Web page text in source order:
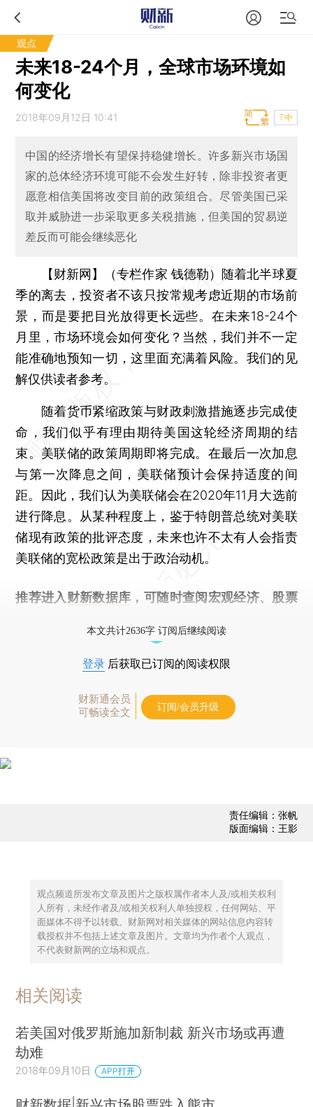
观点
未来18-24个月，全球市场环境如
何变化
2018年09月12日 10:41 T中
中国的经济增长有望保持稳健增长。许多新兴市场国
家的总体经济环境可能不会发生好转，除非投资者更
愿意相信美国将改变目前的政策组合。尽管美国已采
取并威胁进一步采取更多关税措施，但美国的贸易逆
差反而可能会继续恶化
【财新网】（专栏作家 钱德勒） 随着北半球夏
季的离去，投资者不该只按常规考虑近期的市场前
景，而是要把目光放得更长远些。在未来18-24个
月里，市场环境会如何变化？当然，我们并不一定
能准确地预知一切，这里面充满着风险。我们的见
解仅供读者参考。
随着货币紧缩政策与财政刺激措施逐步完成使
命，我们似乎有理由期待美国这轮经济周期的结
束。美联储的政策周期即将完成。在最后一次加息
与第一次降息之间，美联储预计会保持适度的间
距。因此，我们认为美联储会在2020年11月大选前
进行降息。从某种程度上，鉴于特朗普总统对美联
储现有政策的批评态度，未来也许不太有人会指责
美联储的宽松政策是出于政治动机。
推荐进入 财新数据库 ，可随时查阅宏观经济、股票
本文共计2636字 订阅后继续阅读
登录 后获取已订阅的阅读权限
财新通会员
可畅读全文
订阅/会员升级
责任编辑：张帆
版面编辑：王影
观点频道所发布文章及图片之版权属作者本人及/或相关权利
人所有，未经作者及/或相关权利人单独授权，任何网站、平
面媒体不得予以转载。财新网对相关媒体的网站信息内容转
载授权并不包括上述文章及图片。文章均为作者个人观点，
不代表财新网的立场和观点。
相关阅读
若美国对俄罗斯施加新制裁 新兴市场或再遭
劫难
2018年09月10日 APP打开